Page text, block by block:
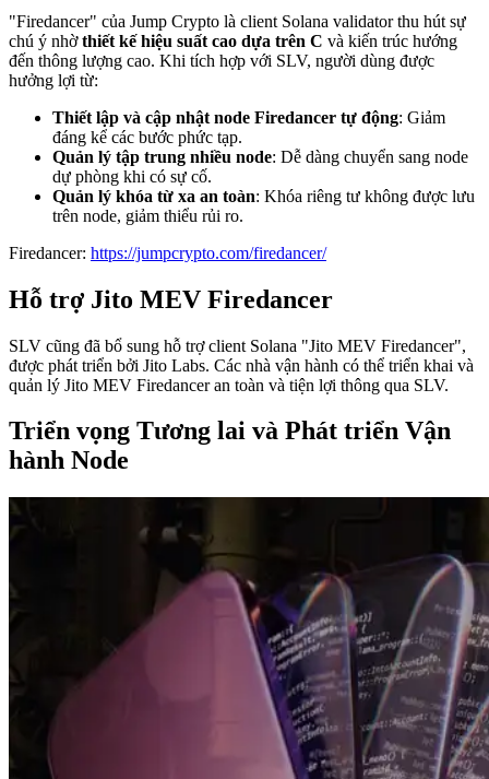
"Firedancer" của Jump Crypto là client Solana validator thu hút sự
chú ý nhờthiết kế hiệu suất cao dựa trên C và kiến trúc hướng
đến thông lượng cao. Khi tích hợp với SLV, người dùng được
hưởng lợi từ:
Thiết lập và cập nhật node Firedancer tự động: Giảm
đáng kể các bước phức tạp.
Quản lý tập trung nhiều node: Dễ dàng chuyển sang node
dự phòng khi có sự cố.
Quản lý khóa từ xa an toàn: Khóa riêng tư không được lưu
trên node, giảm thiểu rủi ro.
Firedancer: https://jumpcrypto.com/firedancer/
Hỗ trợ Jito MEV Firedancer
SLV cũng đã bổ sung hỗ trợ client Solana "Jito MEV Firedancer",
được phát triển bởi Jito Labs. Các nhà vận hành có thể triển khai và
quản lý Jito MEV Firedancer an toàn và tiện lợi thông qua SLV.
Triển vọng Tương lai và Phát triển Vận
hành Node